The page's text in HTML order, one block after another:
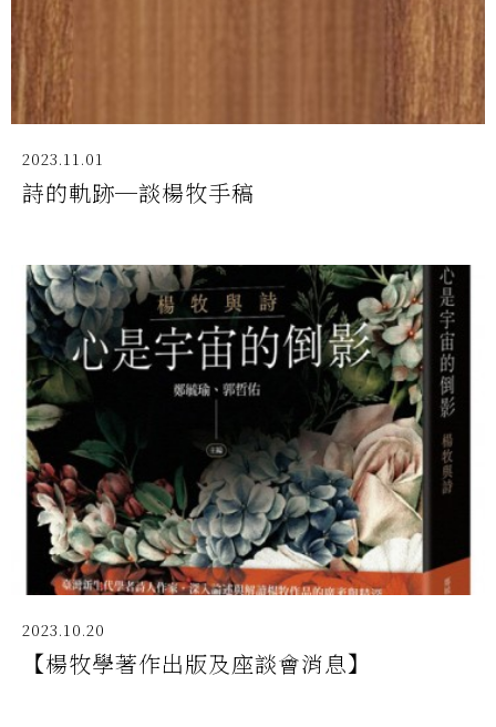
2023.11.01
詩的軌跡─談楊牧手稿
2023.10.20
【楊牧學著作出版及座談會消息】